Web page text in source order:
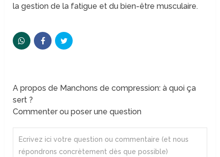
la gestion de la fatigue et du bien-être musculaire.
A propos de Manchons de compression: à quoi ça
sert ?
Commenter ou poser une question